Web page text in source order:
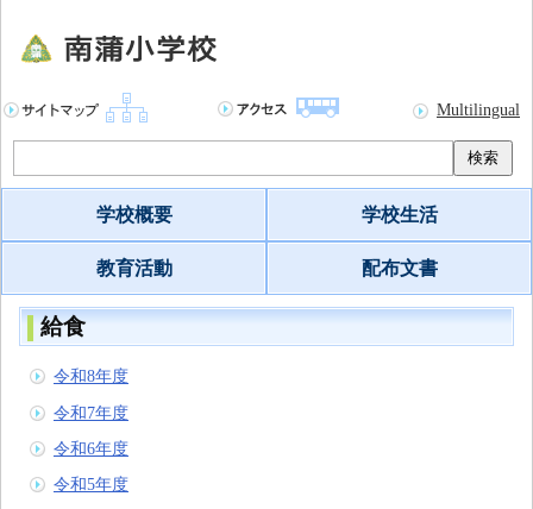
Multilingual
検索
学校概要 学校生活
教育活動 配布文書
給食
令和8年度
令和7年度
令和6年度
令和5年度